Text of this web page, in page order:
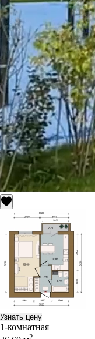
Узнать цену
1-комнатная
2